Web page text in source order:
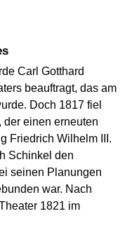
Carl Gotthard
beauftragt, das am
Doch 1817 fiel
der einen erneuten
Friedrich Wilhelm III.
Schinkel den
seinen Planungen
war. Nach
1821 im